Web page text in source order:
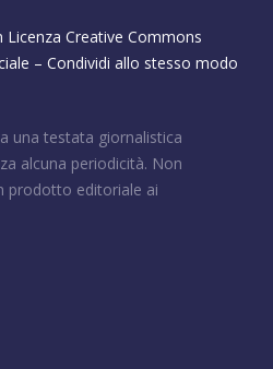
Licenza Creative Commons
– Condividi allo stesso modo
una testata giornalistica
alcuna periodicità. Non
prodotto editoriale ai